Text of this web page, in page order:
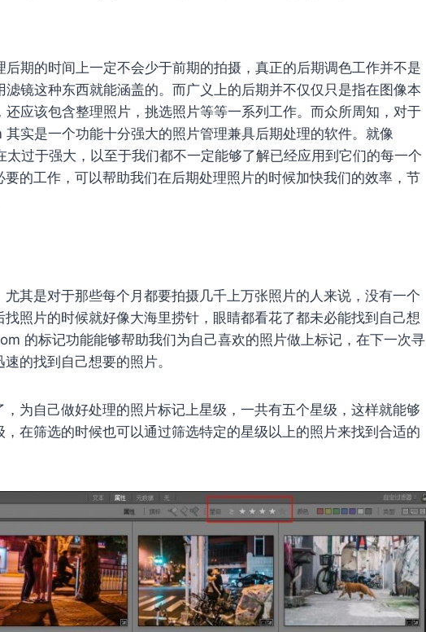
后期的时间上一定不会少于前期的拍摄，真正的后期调色工作并不是
滤镜这种东西就能涵盖的。而广义上的后期并不仅仅只是指在图像本
还应该包含整理照片，挑选照片等等一系列工作。而众所周知，对于
实是一个功能十分强大的照片管理兼具后期处理的软件。就像
过于强大，以至于我们都不一定能够了解已经应用到它们的每一个
的工作，可以帮助我们在后期处理照片的时候加快我们的效率，节
其是对于那些每个月都要拍摄几千上万张照片的人来说，没有一个
照片的时候就好像大海里捞针，眼睛都看花了都未必能找到自己想
的标记功能能够帮助我们为自己喜欢的照片做上标记，在下一次寻
的找到自己想要的照片。
为自己做好处理的照片标记上星级，一共有五个星级，这样就能够
在筛选的时候也可以通过筛选特定的星级以上的照片来找到合适的